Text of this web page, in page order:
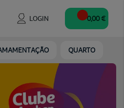
LOGIN 0,00 €
QUARTO